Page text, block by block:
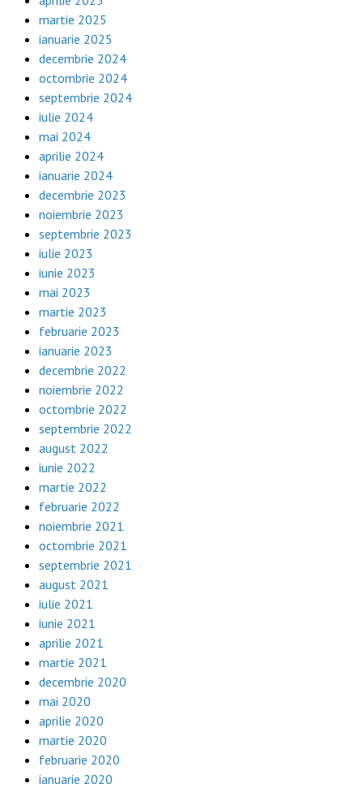
martie 2025
ianuarie 2025
decembrie 2024
octombrie 2024
septembrie 2024
iulie 2024
mai 2024
aprilie 2024
ianuarie 2024
decembrie 2023
noiembrie 2023
septembrie 2023
iulie 2023
iunie 2023
mai 2023
martie 2023
februarie 2023
ianuarie 2023
decembrie 2022
noiembrie 2022
octombrie 2022
septembrie 2022
august 2022
iunie 2022
martie 2022
februarie 2022
noiembrie 2021
octombrie 2021
septembrie 2021
august 2021
iulie 2021
iunie 2021
aprilie 2021
martie 2021
decembrie 2020
mai 2020
aprilie 2020
martie 2020
februarie 2020
ianuarie 2020